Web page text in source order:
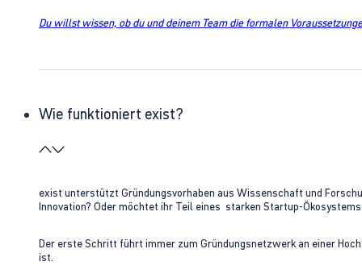
Du willst wissen, ob du und deinem Team die formalen
Wie funktioniert exist?
exist unterstützt Gründungsvorhaben aus Wissenschaft und
Innovation? Oder möchtet ihr Teil eines starken Startup-
Der erste Schritt führt immer zum Gründungsnetzwerk an einer
ist.